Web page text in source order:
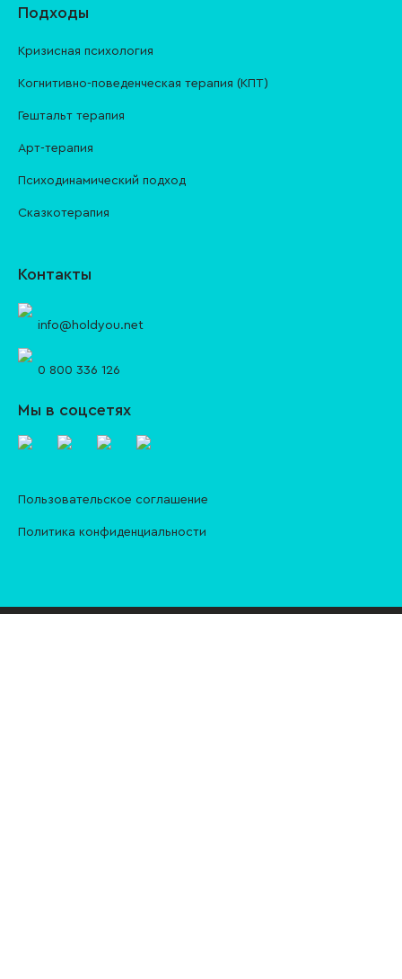
Подходы
Кризисная психология
Когнитивно-поведенческая терапия (КПТ)
Гештальт терапия
Арт-терапия
Психодинамический подход
Сказкотерапия
Контакты
info@holdyou.net
0 800 336 126
Мы в соцсетях
Пользовательское соглашение
Политика конфиденциальности